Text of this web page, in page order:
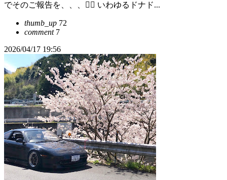
でそのご報告を、、、🙂‍↕️ いわゆるドナド...
thumb_up 72
comment7
2026/04/17 19:56